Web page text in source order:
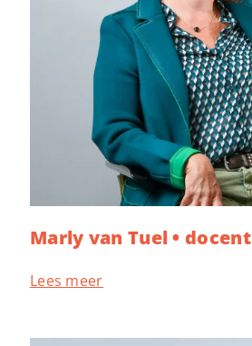
Marly van Tuel • docent
Lees meer